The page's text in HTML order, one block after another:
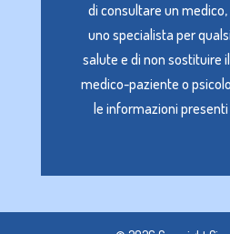
di consultare un
uno specialista per
salute e di non sostituire
medico-paziente o
le informazioni